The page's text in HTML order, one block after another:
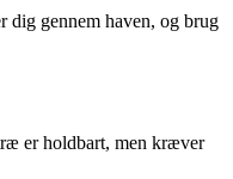
dig gennem haven, og brug
er holdbart, men kræver